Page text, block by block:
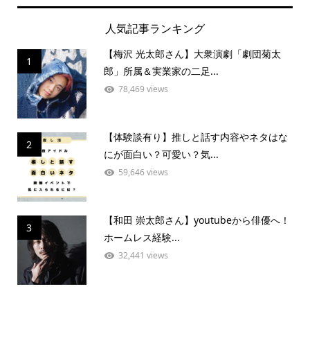
人気記事ランキング
1
【梅沢 光太郎さん】大衆演劇「劇団菊太
郎」所属＆実業家の二足...
78,469 views
2
【体験談有り】推しと話す内容やネタはな
にが面白い？可愛い？気...
59,646 views
3
【和田 崇太郎さん】youtubeから俳優へ！
ホームレス経験...
32,441 views